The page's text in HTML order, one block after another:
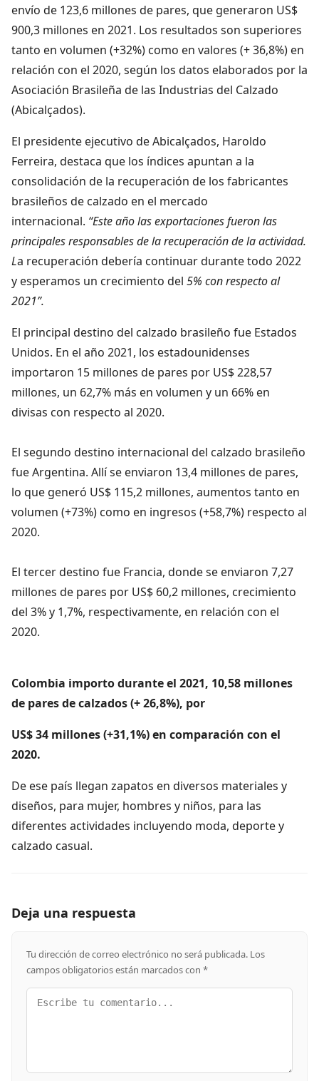
envío de 123,6 millones de pares, que generaron US$
900,3 millones en 2021. Los resultados son superiores
tanto en volumen (+32%) como en valores (+ 36,8%) en
relación con el 2020, según los datos elaborados por la
Asociación Brasileña de las Industrias del Calzado
(Abicalçados).
El presidente ejecutivo de Abicalçados, Haroldo
Ferreira, destaca que los índices apuntan a la
consolidación de la recuperación de los fabricantes
brasileños de calzado en el mercado
internacional. “Este año las exportaciones fueron las
principales responsables de la recuperación de la actividad.
La recuperación debería continuar durante todo 2022
y esperamos un crecimiento del 5% con respecto al
2021”.
El principal destino del calzado brasileño fue Estados
Unidos. En el año 2021, los estadounidenses
importaron 15 millones de pares por US$ 228,57
millones, un 62,7% más en volumen y un 66% en
divisas con respecto al 2020.
El segundo destino internacional del calzado brasileño
fue Argentina. Allí se enviaron 13,4 millones de pares,
lo que generó US$ 115,2 millones, aumentos tanto en
volumen (+73%) como en ingresos (+58,7%) respecto al
2020.
El tercer destino fue Francia, donde se enviaron 7,27
millones de pares por US$ 60,2 millones, crecimiento
del 3% y 1,7%, respectivamente, en relación con el
2020.
Colombia importo durante el 2021, 10,58 millones
de pares de calzados (+ 26,8%), por
US$ 34 millones (+31,1%) en comparación con el
2020.
De ese país llegan zapatos en diversos materiales y
diseños, para mujer, hombres y niños, para las
diferentes actividades incluyendo moda, deporte y
calzado casual.
Deja una respuesta
Tu dirección de correo electrónico no será publicada. Los
campos obligatorios están marcados con *